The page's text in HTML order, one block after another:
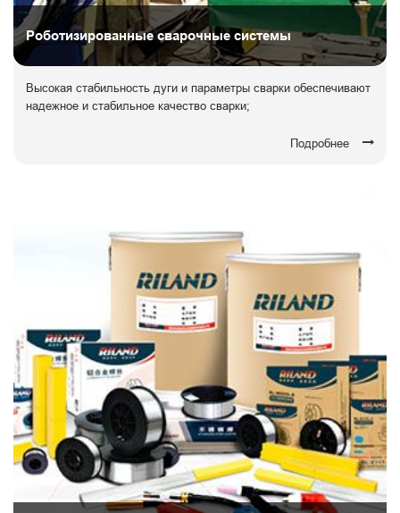
Роботизированные сварочные системы
Высокая стабильность дуги и параметры сварки обеспечивают
надежное и стабильное качество сварки;
Подробнее